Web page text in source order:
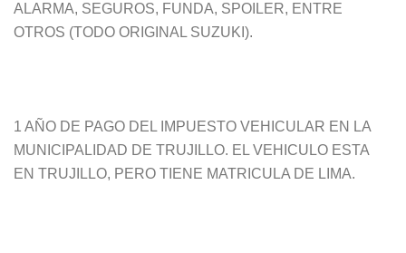
ALARMA, SEGUROS, FUNDA, SPOILER, ENTRE
OTROS (TODO ORIGINAL SUZUKI).
1 AÑO DE PAGO DEL IMPUESTO VEHICULAR EN LA
MUNICIPALIDAD DE TRUJILLO. EL VEHICULO ESTA
EN TRUJILLO, PERO TIENE MATRICULA DE LIMA.